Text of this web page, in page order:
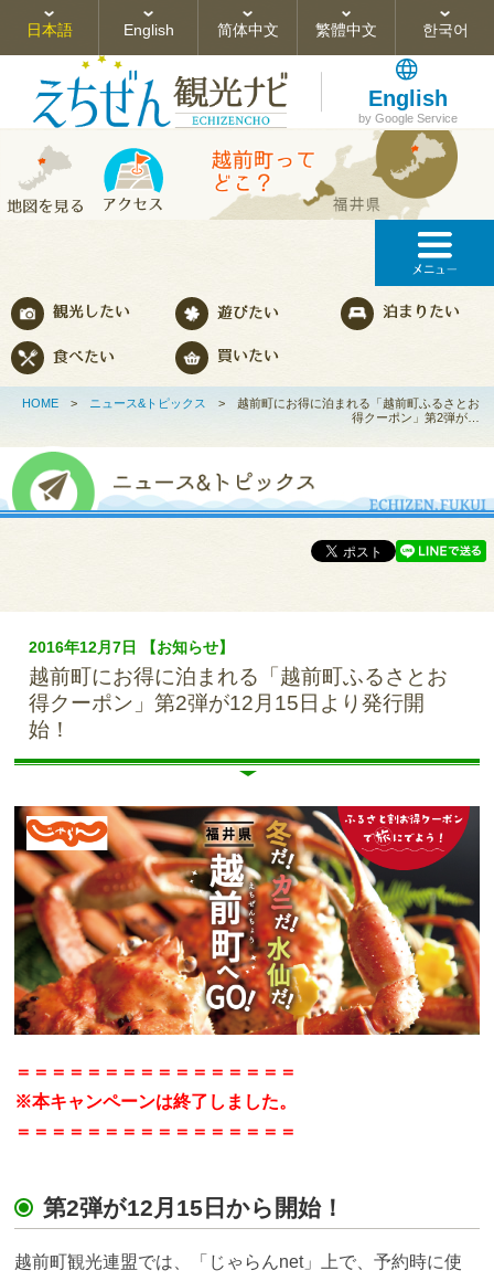
日本語 English 简体中文 繁體中文 한국어
English
by Google Service
HOME> ニュース&トピックス > 越前町にお得に泊まれる「越前町ふるさとお
得クーポン」第2弾が…
2016年12月7日 【お知らせ】
越前町にお得に泊まれる「越前町ふるさとお
得クーポン」第2弾が12月15日より発行開
始！
＝＝＝＝＝＝＝＝＝＝＝＝＝＝＝＝
※本キャンペーンは終了しました。
＝＝＝＝＝＝＝＝＝＝＝＝＝＝＝＝
第2弾が12月15日から開始！
越前町観光連盟では、「じゃらんnet」上で、予約時に使